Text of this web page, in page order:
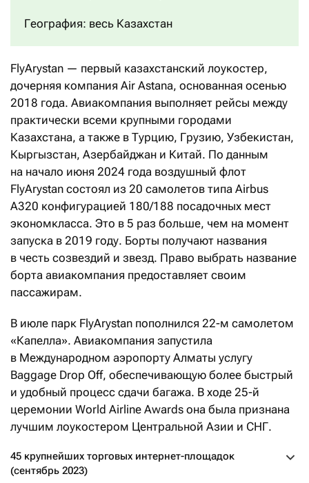
География: весь Казахстан
FlyArystan — первый казахстанский лоукостер,
дочерняя компания Air Astana, основанная осенью
2018 года. Авиакомпания выполняет рейсы между
практически всеми крупными городами
Казахстана, а также в Турцию, Грузию, Узбекистан,
Кыргызстан, Азербайджан и Китай. По данным
на начало июня 2024 года воздушный флот
FlyArystan состоял из 20 самолетов типа Airbus
A320 конфигурацией 180/188 посадочных мест
экономкласса. Это в 5 раз больше, чем на момент
запуска в 2019 году. Борты получают названия
в честь созвездий и звезд. Право выбрать название
борта авиакомпания предоставляет своим
пассажирам.
В июле парк FlyArystan пополнился 22-м самолетом
«Капелла». Авиакомпания запустила
в Международном аэропорту Алматы услугу
Baggage Drop Off, обеспечивающую более быстрый
и удобный процесс сдачи багажа. В ходе 25-й
церемонии World Airline Awards она была признана
лучшим лоукостером Центральной Азии и СНГ.
45 крупнейших торговых интернет-площадок
(сентябрь 2023)